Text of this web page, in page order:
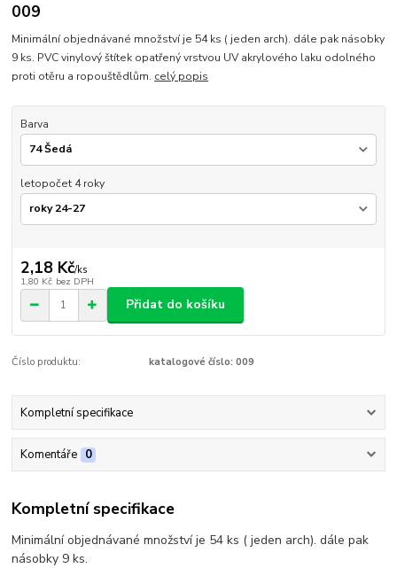
009
Minimální objednávané množství je 54 ks ( jeden arch). dále pak násobky
9 ks. PVC vinylový štítek opatřený vrstvou UV akrylového laku odolného
proti otěru a ropouštědlům. celý popis
Barva
letopočet 4 roky
2,18 Kč/ks
1,80 Kč bez DPH
Přidat do košíku
Číslo produktu: katalogové číslo: 009
Kompletní specifikace
Komentáře 0
Kompletní specifikace
Minimální objednávané množství je 54 ks ( jeden arch). dále pak
násobky 9 ks.